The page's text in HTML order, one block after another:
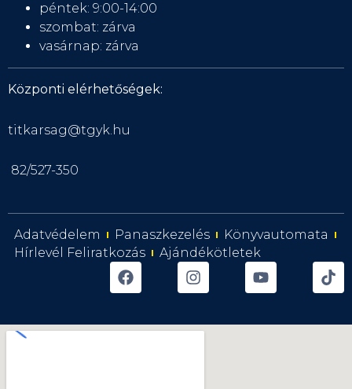
péntek: 9:00-14:00
szombat: zárva
vasárnap: zárva
Központi elérhetőségek:
titkarsag@tgyk.hu
82/527-350
Adatvédelem Panaszkezelés
Könyvautomata
Hírlevél Feliratkozás
Ajándékötletek